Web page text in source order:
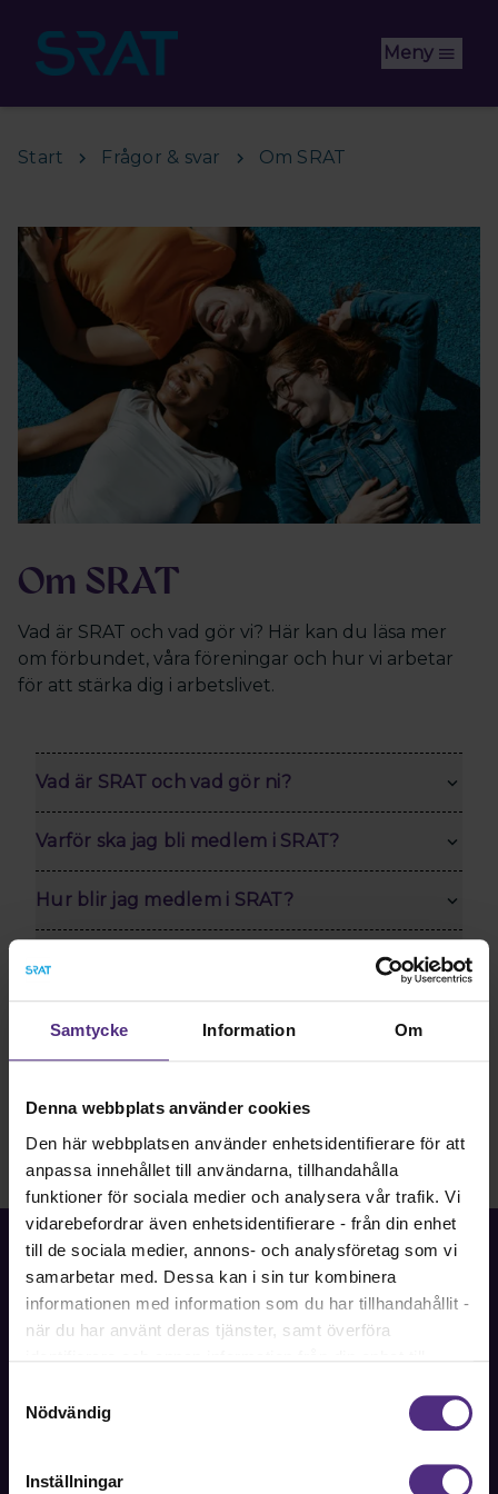
Samtycke Information Om
Denna webbplats använder cookies
Den här webbplatsen använder enhetsidentifierare för att
anpassa innehållet till användarna, tillhandahålla
funktioner för sociala medier och analysera vår trafik. Vi
vidarebefordrar även enhetsidentifierare - från din enhet
till de sociala medier, annons- och analysföretag som vi
samarbetar med. Dessa kan i sin tur kombinera
informationen med information som du har tillhandahållit -
när du har använt deras tjänster, samt överföra
Dock har vi lagt in anonymisering av IP-adress i
förhållande till Google Analytics. Du godkänner våra
cookies vid fortsatt användande av vår webbplats.
Nödvändig
Inställningar
Meny
Start Frågor & svar Om SRAT
Om SRAT
Vad är SRAT och vad gör vi? Här kan du läsa mer
om förbundet, våra föreningar och hur vi arbetar
för att stärka dig i arbetslivet.
Vad är SRAT och vad gör ni?
Varför ska jag bli medlem i SRAT?
Hur blir jag medlem i SRAT?
Fackförbundet för akademiker i samhällsbärande
Bli medlem